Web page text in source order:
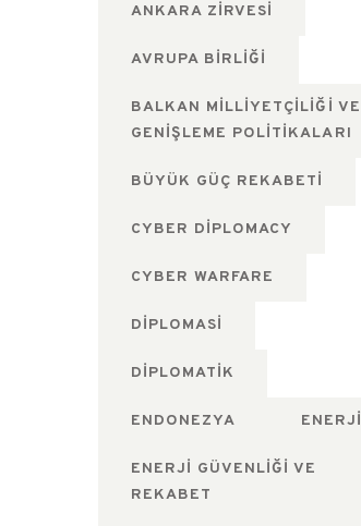
ANKARA ZIRVESI
AVRUPA BIRLIĞI
BALKAN MILLIYETÇILIĞI VE
GENIŞLEME POLITIKALARI
BÜYÜK GÜÇ REKABETI
CYBER DIPLOMACY
CYBER WARFARE
DIPLOMASI
DIPLOMATIK
ENDONEZYA ENERJI
ENERJI GÜVENLIĞI VE
REKABET